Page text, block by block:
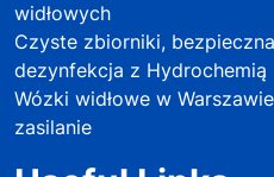
widłowych
Czyste zbiorniki,
dezynfekcja z Hydrochemią
Wózki widłowe w
zasilanie